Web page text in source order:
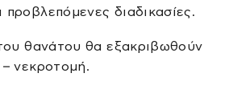
διαδικασίες.
θανάτου θα εξακριβωθούν
νεκροτομή.